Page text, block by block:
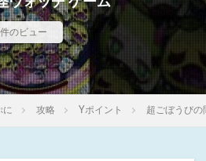
件のビュー
に 攻略 Yポイント 超ごぼうびの